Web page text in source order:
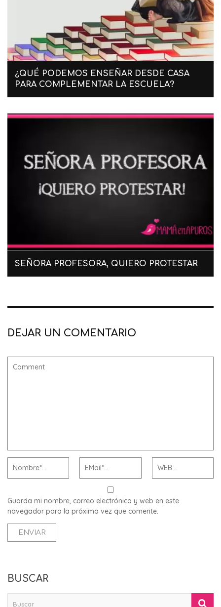
¿QUÉ PODEMOS ENSEÑAR DESDE CASA
PARA COMPLEMENTAR LA ESCUELA?
SEÑORA PROFESORA, QUIERO PROTESTAR
DEJAR UN COMENTARIO
Guarda mi nombre, correo electrónico y web en este
navegador para la próxima vez que comente.
BUSCAR